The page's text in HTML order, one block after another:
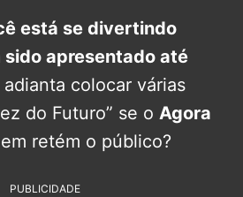
está se divertindo
sido apresentado até
colocar várias
do Futuro” se o Agora
retém o público?
PUBLICIDADE